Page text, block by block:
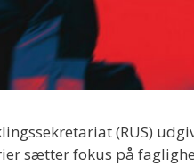
(RUS)
sætter fokus på